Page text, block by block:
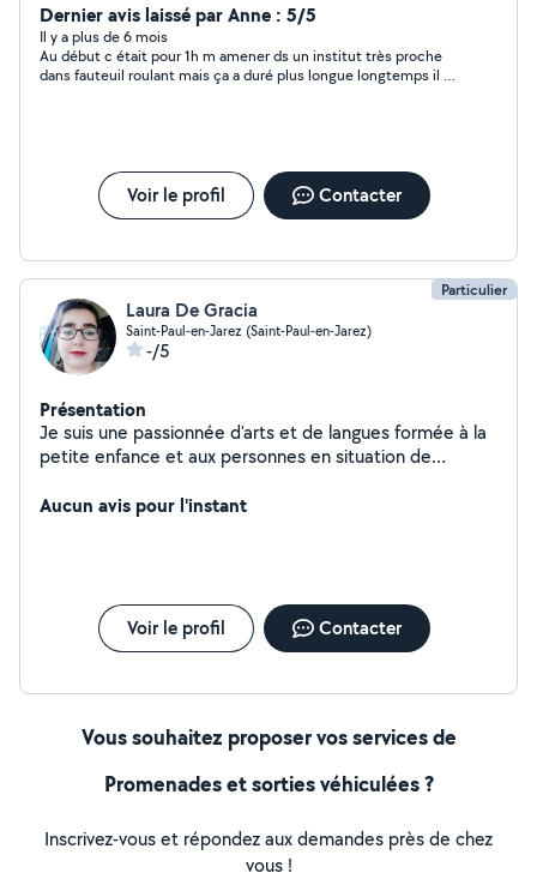
Dernier avis laissé par Anne : 5/5
Il y a plus de 6 mois
Au début c était pour 1h m amener ds un institut très proche
dans fauteuil roulant mais ça a duré plus longue longtemps il n
Voir le profil Contacter
Particulier
Laura De Gracia
Saint-Paul-en-Jarez (Saint-Paul-en-Jarez)
-/5
Présentation
Je suis une passionnée d'arts et de langues formée à la
petite enfance et aux personnes en situation de
de bonnes bases en administratif.
Aucun avis pour l'instant
Voir le profil Contacter
Vous souhaitez proposer vos services de
Promenades et sorties véhiculées ?
Inscrivez-vous et répondez aux demandes près de chez
vous !